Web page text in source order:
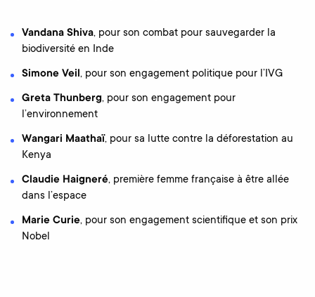
Vandana Shiva, pour son combat pour sauvegarder la
biodiversité en Inde
Simone Veil, pour son engagement politique pour l’IVG
Greta Thunberg, pour son engagement pour
l’environnement
Wangari Maathaï, pour sa lutte contre la déforestation au
Kenya
Claudie Haigneré, première femme française à être allée
dans l’espace
Marie Curie, pour son engagement scientifique et son prix
Nobel